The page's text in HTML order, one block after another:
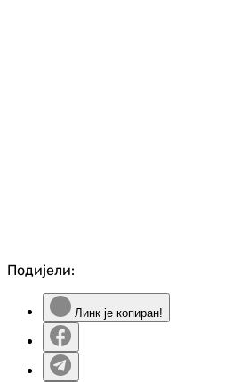
Подијели:
Линк је копиран!